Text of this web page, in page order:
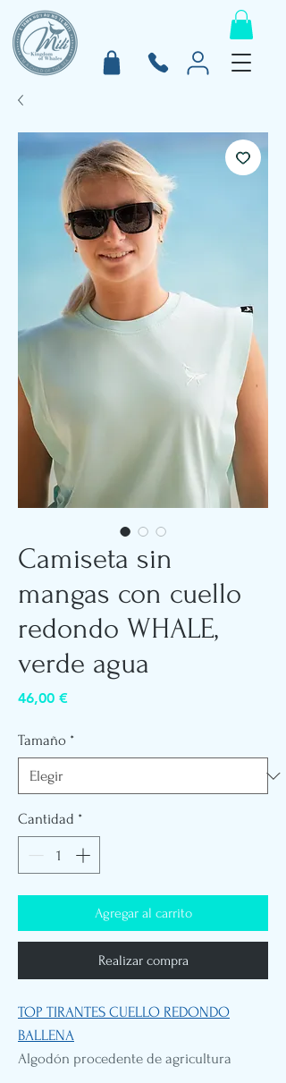
Camiseta sin
mangas con cuello
redondo WHALE,
verde agua
46,00 €Precio
Tamaño *
Cantidad *
Agregar al carrito
Realizar compra
TOP TIRANTES CUELLO REDONDO
BALLENA
Algodón procedente de agricultura